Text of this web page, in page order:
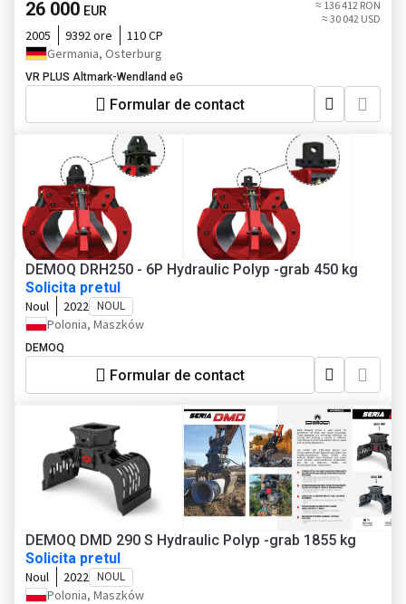
26 000 EUR
≈ 136 412 RON
≈ 30 042 USD
2005 9392 ore
110 CP
Germania, Osterburg
VR PLUS Altmark-Wendland eG
Formular de contact
DEMOQ DRH250 - 6P Hydraulic Polyp -grab 450 kg
Solicita pretul
Noul 2022 NOUL
Polonia, Maszków
DEMOQ
Formular de contact
DEMOQ DMD 290 S Hydraulic Polyp -grab 1855 kg
Solicita pretul
Noul 2022 NOUL
Polonia, Maszków